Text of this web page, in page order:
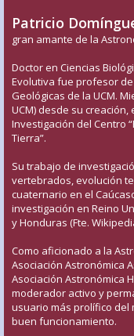
Patricio
gran amante de la
Doctor en Ciencias
Evolutiva fue profesor
Geológicas de la UCM.
UCM) desde su
Investigación del Centro
Tierra”.
Su trabajo de
vertebrados, evolución
cuaternario en el
investigación en Reino
y Honduras (Fte.
Como aficionado a la
Asociación Astronómica
Asociación Astronómica
moderador activo y
usuario más prolífico del
buen funcionamiento.